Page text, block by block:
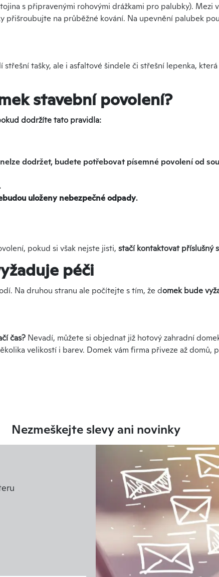
s připravenými rohovými drážkami pro palubky). Mezi
přišroubujte na průběžné kování. Na upevnění palubek
střešní tašky, ale i asfaltové šindele či střešní lepenka,
stavební povolení?
dodržíte tato pravidla:
dodržet, budete potřebovat písemné povolení od
uloženy nebezpečné odpady.
pokud si však nejste jisti, stačí kontaktovat příslušný
péči
Na druhou stranu ale počítejte s tím, že domek bude
čas? Nevadí, můžete si objednat již hotový zahradní
velikostí i barev. Domek vám firma přiveze až domů,
Nezmeškejte slevy ani novinky